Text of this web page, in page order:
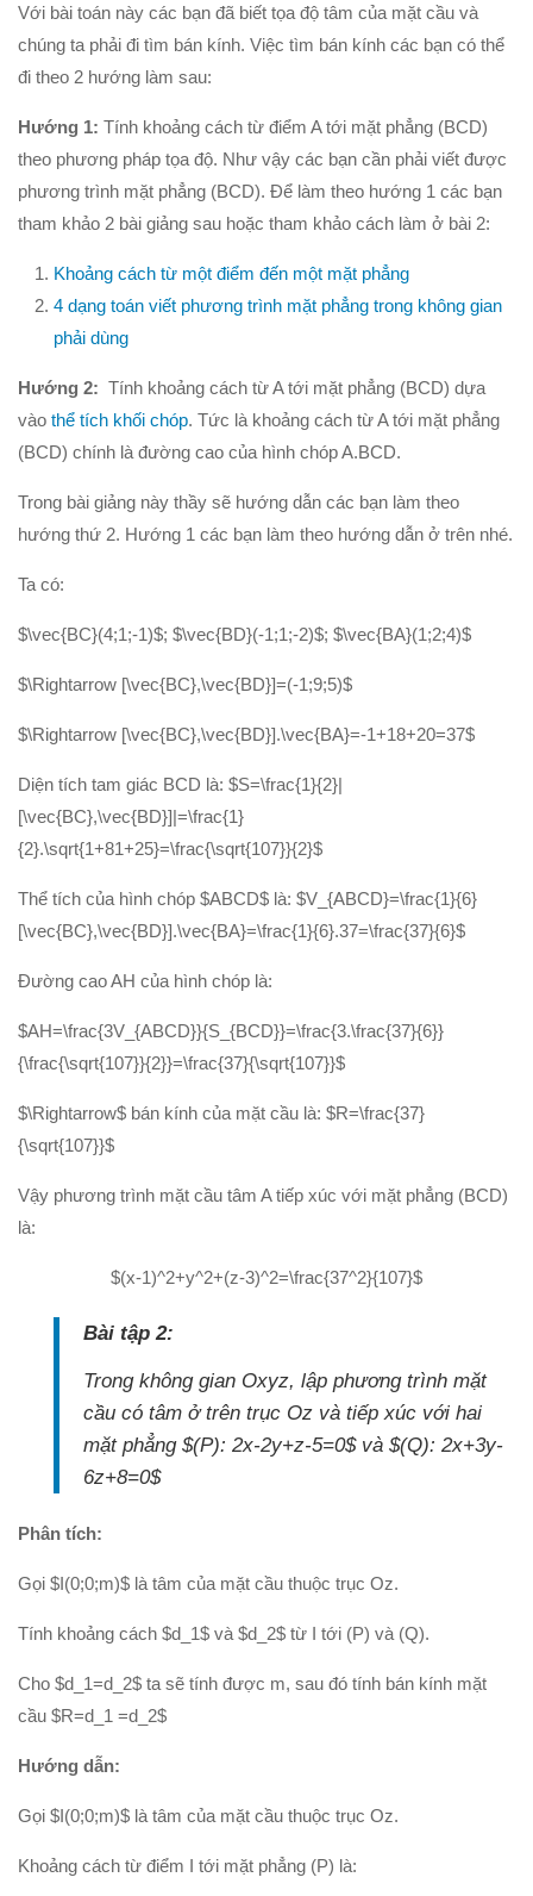
Đề thi thử thpt quốc gia 2016
Đề thi thử thpt quốc gia 2017
Bài tập trắc nghiệm
Với bài toán này các bạn đã biết tọa độ tâm của mặt cầu và
chúng ta phải đi tìm bán kính. Việc tìm bán kính các bạn có thể
đi theo 2 hướng làm sau:
Hướng 1: Tính khoảng cách từ điểm A tới mặt phẳng (BCD)
theo phương pháp tọa độ. Như vậy các bạn cần phải viết được
phương trình mặt phẳng (BCD). Để làm theo hướng 1 các bạn
tham khảo 2 bài giảng sau hoặc tham khảo cách làm ở bài 2:
Khoảng cách từ một điểm đến một mặt phẳng
4 dạng toán viết phương trình mặt phẳng trong không gian
phải dùng
Hướng 2: Tính khoảng cách từ A tới mặt phẳng (BCD) dựa
vào thể tích khối chóp. Tức là khoảng cách từ A tới mặt phẳng
(BCD) chính là đường cao của hình chóp A.BCD.
Trong bài giảng này thầy sẽ hướng dẫn các bạn làm theo
hướng thứ 2. Hướng 1 các bạn làm theo hướng dẫn ở trên nhé.
Ta có:
$\vec{BC}(4;1;-1)$; $\vec{BD}(-1;1;-2)$; $\vec{BA}(1;2;4)$
$\Rightarrow [\vec{BC},\vec{BD}]=(-1;9;5)$
$\Rightarrow [\vec{BC},\vec{BD}].\vec{BA}=-1+18+20=37$
Diện tích tam giác BCD là: $S=\frac{1}{2}|
[\vec{BC},\vec{BD}]|=\frac{1}
{2}.\sqrt{1+81+25}=\frac{\sqrt{107}}{2}$
Thể tích của hình chóp $ABCD$ là: $V_{ABCD}=\frac{1}{6}
[\vec{BC},\vec{BD}].\vec{BA}=\frac{1}{6}.37=\frac{37}{6}$
Đường cao AH của hình chóp là:
$AH=\frac{3V_{ABCD}}{S_{BCD}}=\frac{3.\frac{37}{6}}
{\frac{\sqrt{107}}{2}}=\frac{37}{\sqrt{107}}$
$\Rightarrow$ bán kính của mặt cầu là: $R=\frac{37}
{\sqrt{107}}$
Vậy phương trình mặt cầu tâm A tiếp xúc với mặt phẳng (BCD)
là:
$(x-1)^2+y^2+(z-3)^2=\frac{37^2}{107}$
Bài tập 2:
Trong không gian Oxyz, lập phương trình mặt
cầu có tâm ở trên trục Oz và tiếp xúc với hai
mặt phẳng $(P): 2x-2y+z-5=0$ và $(Q): 2x+3y-
6z+8=0$
Phân tích:
Gọi $I(0;0;m)$ là tâm của mặt cầu thuộc trục Oz.
Tính khoảng cách $d_1$ và $d_2$ từ I tới (P) và (Q).
Cho $d_1=d_2$ ta sẽ tính được m, sau đó tính bán kính mặt
cầu $R=d_1 =d_2$
Hướng dẫn:
Gọi $I(0;0;m)$ là tâm của mặt cầu thuộc trục Oz.
Khoảng cách từ điểm I tới mặt phẳng (P) là: